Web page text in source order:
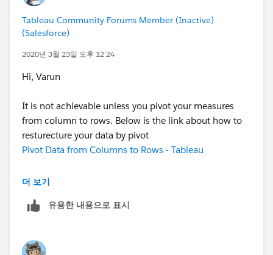
Bung fRegion to filters and set to True, therefore, when
a user selects a given region, the data filters to the
selected region, when they choose 'All', the data for all
your calculation - apologies, I'm on my tablet right
now so shall help rebuild your clc as soon as I can but,
taking your first calculated field, we'll call it pFilter we
could (this may not work, thinking aloud here) do
pFilter = [Parameter 1] or [Parameter 1] = 'All'
Tableau Community Forums Member (Inactive)
(Salesforce)
2020년 3월 23일 오후 12:24
Hi, Varun
It is not achievable unless you pivot your measures
from column to rows. Below is the link about how to
resturecture your data by pivot
Pivot Data from Columns to Rows - Tableau
Hope this helps
ZZ
더 보기
유용한 내용으로 표시